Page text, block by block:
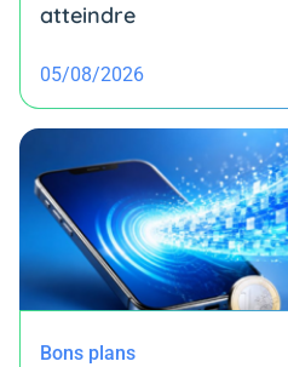
atteindre
05/08/2026
Bons plans